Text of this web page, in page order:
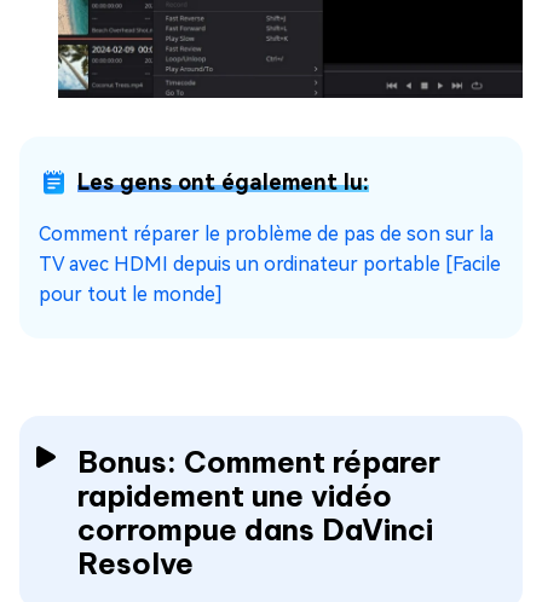
Les gens ont également lu:
Comment réparer le problème de pas de son sur la
TV avec HDMI depuis un ordinateur portable [Facile
pour tout le monde]
Bonus: Comment réparer
rapidement une vidéo
corrompue dans DaVinci
Resolve